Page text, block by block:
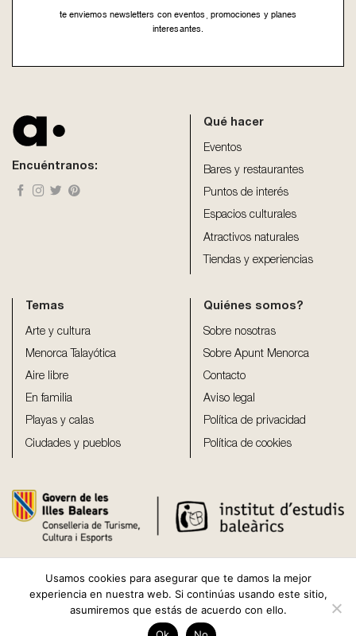
te enviemos newsletters con eventos, promociones y planes
interesantes.
left
Encuéntranos:
Qué hacer
Eventos
Bares y restaurantes
Puntos de interés
Espacios culturales
Atractivos naturales
Tiendas y experiencias
Temas
Arte y cultura
Menorca Talayótica
Aire libre
En familia
Playas y calas
Ciudades y pueblos
Quiénes somos?
Sobre nosotras
Sobre Apunt Menorca
Contacto
Aviso legal
Política de privacidad
Política de cookies
Usamos cookies para asegurar que te damos la mejor
experiencia en nuestra web. Si continúas usando este sitio,
asumiremos que estás de acuerdo con ello.